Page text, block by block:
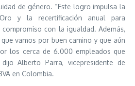
de género. “Este logro impulsa la
y la recertificación anual para
con la igualdad. Además,
vamos por buen camino y que aún
los cerca de 6.000 empleados que
Alberto Parra, vicepresidente de
en Colombia.